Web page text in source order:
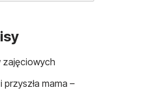
zajęciowych
przyszła mama –